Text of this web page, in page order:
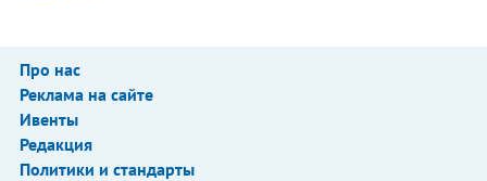
Про нас
Реклама на сайте
Ивенты
Редакция
Политики и стандарты